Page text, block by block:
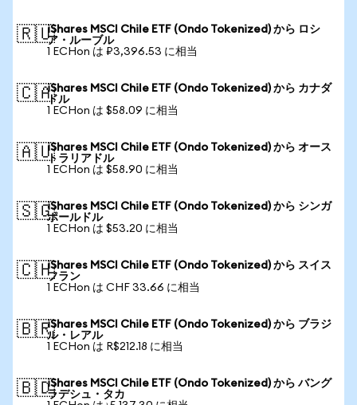
🇷🇺iShares MSCI Chile ETF (Ondo Tokenized) から ロシ
ア・ルーブル
1 ECHon は ₽3,396.53 に相当
🇨🇦iShares MSCI Chile ETF (Ondo Tokenized) から カナダ
ドル
1 ECHon は $58.09 に相当
🇦🇺iShares MSCI Chile ETF (Ondo Tokenized) から オース
トラリアドル
1 ECHon は $58.90 に相当
🇸🇬iShares MSCI Chile ETF (Ondo Tokenized) から シンガ
ポールドル
1 ECHon は $53.20 に相当
🇨🇭iShares MSCI Chile ETF (Ondo Tokenized) から スイス
フラン
1 ECHon は CHF 33.66 に相当
🇧🇷iShares MSCI Chile ETF (Ondo Tokenized) から ブラジ
ル・レアル
1 ECHon は R$212.18 に相当
🇧🇩iShares MSCI Chile ETF (Ondo Tokenized) から バング
ラデシュ・タカ